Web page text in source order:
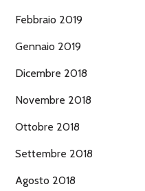
Febbraio 2019
Gennaio 2019
Dicembre 2018
Novembre 2018
Ottobre 2018
Settembre 2018
Agosto 2018